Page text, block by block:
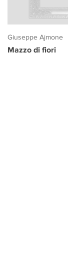
Giuseppe Ajmone
Mazzo di fiori